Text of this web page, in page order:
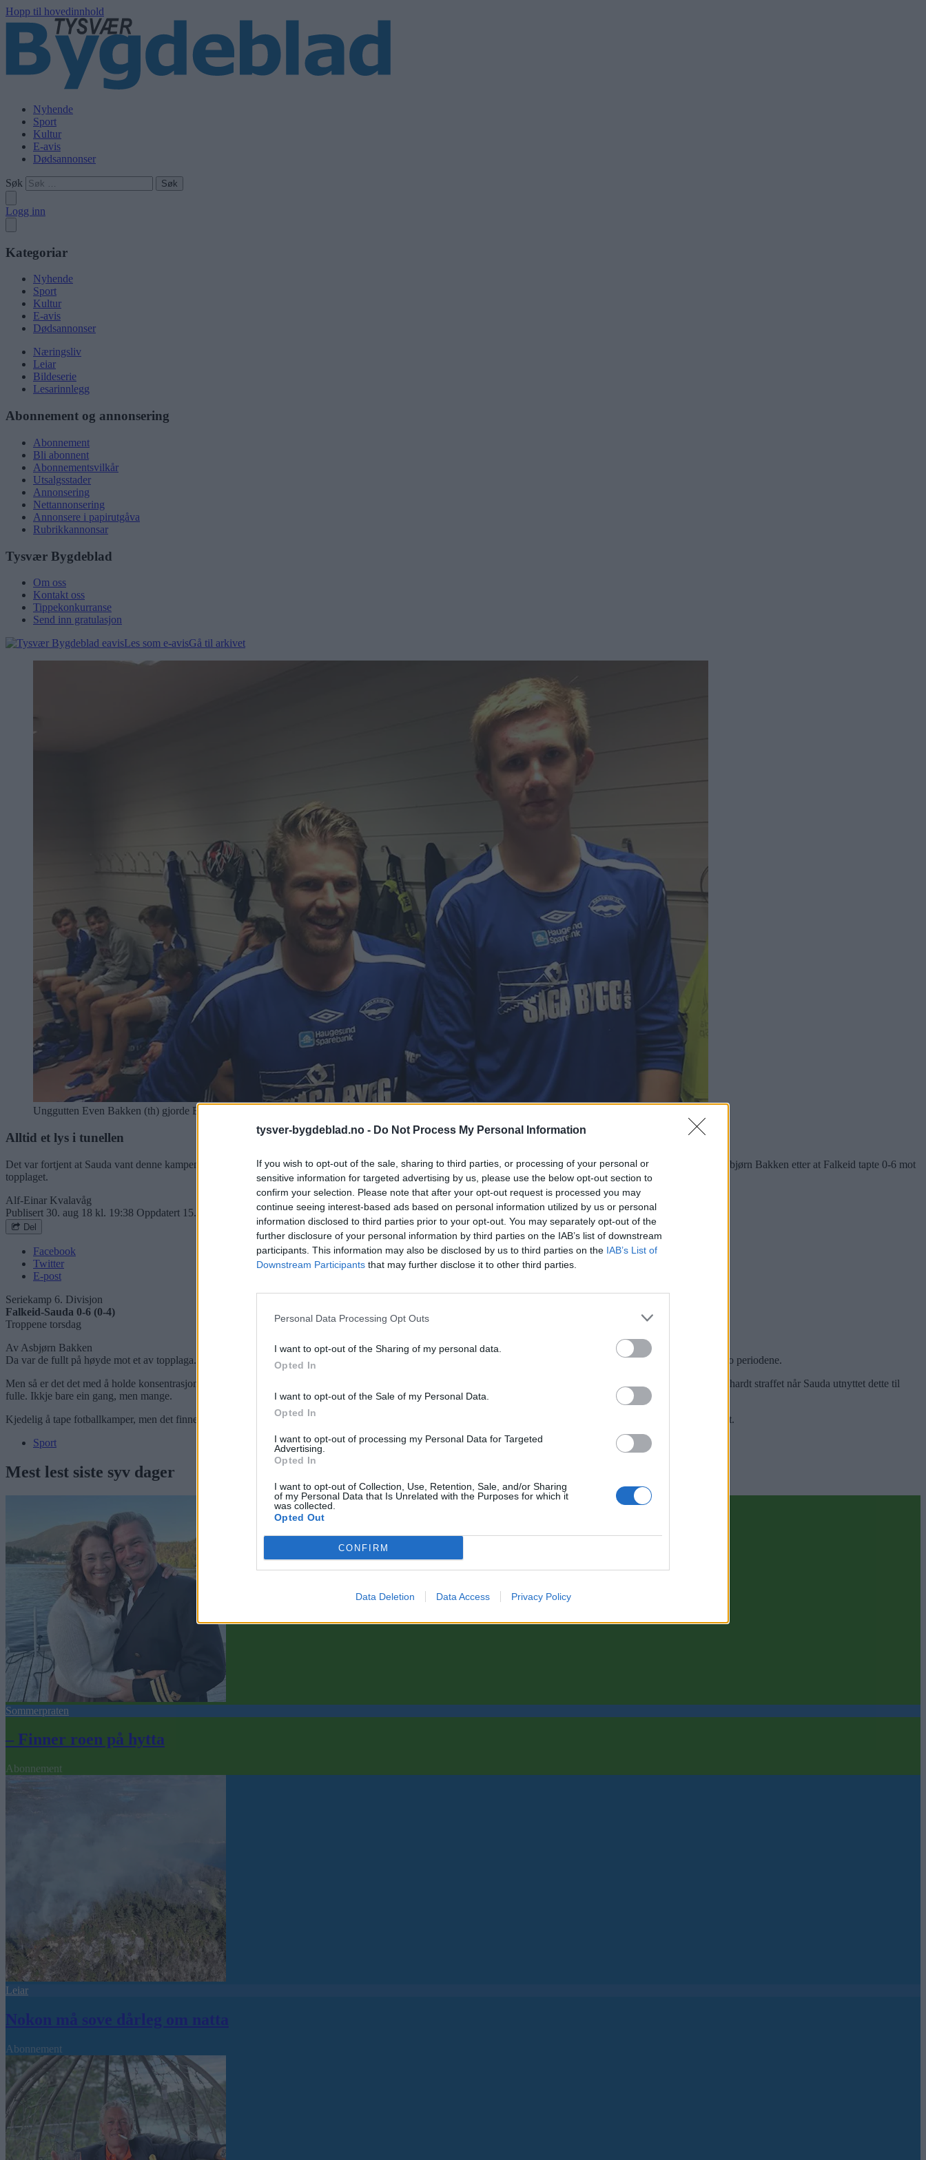
tysver-bygdeblad.no - Do Not Process My Personal Information
If you wish to opt-out of the sale, sharing to third parties, or processing of your personal or
sensitive information for targeted advertising by us, please use the below opt-out section to
confirm your selection. Please note that after your opt-out request is processed you may
continue seeing interest-based ads based on personal information utilized by us or personal
information disclosed to third parties prior to your opt-out. You may separately opt-out of the
further disclosure of your personal information by third parties on the IAB’s list of downstream
participants. This information may also be disclosed by us to third parties on the IAB’s List of
Downstream Participants that may further disclose it to other third parties.
Personal Data Processing Opt Outs
I want to opt-out of the Sharing of my personal data.
Opted In
I want to opt-out of the Sale of my Personal Data.
Opted In
I want to opt-out of processing my Personal Data for Targeted
Advertising.
Opted In
I want to opt-out of Collection, Use, Retention, Sale, and/or Sharing
of my Personal Data that Is Unrelated with the Purposes for which it
was collected.
Opted Out
CONFIRM
Data Deletion Data Access Privacy Policy
Hopp til hovedinnhold
Nyhende
Sport
Kultur
E-avis
Dødsannonser
Søk
Logg inn
Kategoriar
Nyhende
Sport
Kultur
E-avis
Dødsannonser
Næringsliv
Leiar
Bildeserie
Lesarinnlegg
Abonnement og annonsering
Abonnement
Bli abonnent
Abonnementsvilkår
Utsalgsstader
Annonsering
Nettannonsering
Annonsere i papirutgåva
Rubrikkannonsar
Tysvær Bygdeblad
Om oss
Kontakt oss
Tippekonkurranse
Send inn gratulasjon
Les som e-avisGå til arkivet
Unggutten Even Bakken (th) gjorde Ein god figur i midtforsvaret, Kaptein Stian Helgeland øyner håp i den svarte tunellen tross stortap. Foto: Asbjørn Bakken
Alltid et lys i tunellen
Det var fortjent at Sauda vant denne kampen, det er det ingen tvil om, men den første og den siste halvtimen av kampen viser at det bor mye i Falkeid laget. Det sier Asbjørn Bakken etter at Falkeid tapte 0-6 mot
topplaget.
Alf-Einar Kvalavåg
Publisert 30. aug 18 kl. 19:38 Oppdatert 15. aug 19 kl. 17:55
Del
Facebook
Twitter
E-post
Seriekamp 6. Divisjon
Falkeid-Sauda 0-6 (0-4)
Troppene torsdag
Av Asbjørn Bakken
Da var de fullt på høyde mot et av topplaga. Ballen gikk bra, og det ble skapt sjanser av kjappe angripere. Og i forsvar var de strukturert, og spilte til tider solid i disse to periodene.
Men så er det det med å holde konsentrasjonen oppe. Den glapp dessverre mange ganger i midtperioden. Tullete balltap i overgangsfasen, gav mye rom og Falkeid ble hardt straffet når Sauda utnyttet dette til
fulle. Ikkje bare ein gang, men mange.
Kjedelig å tape fotballkamper, men det finnes altså lys i tunellen. Og mange gode fotballspillere tross alt. Men det er tungt når resultatene uteblir og det blir mye stang ut.
Sport
Mest lest siste syv dager
Sommerpraten
– Finner roen på hytta
Abonnement
Leiar
Nokon må sove dårleg om natta
Abonnement